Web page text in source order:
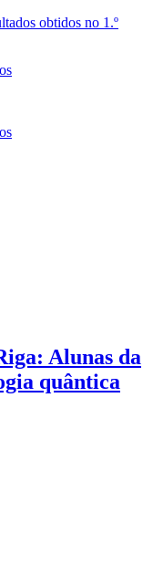
obtidos no 1.º
Alunas da
quântica